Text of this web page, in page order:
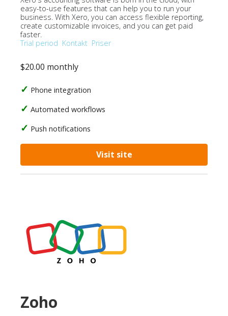
easy-to-use features that can help you to run your
business. With Xero, you can access flexible reporting,
create customizable invoices, and you can get paid
faster.
Trial period Kontakt Priser
$20.00 monthly
Phone integration
Automated workflows
Push notifications
Visit site
Zoho